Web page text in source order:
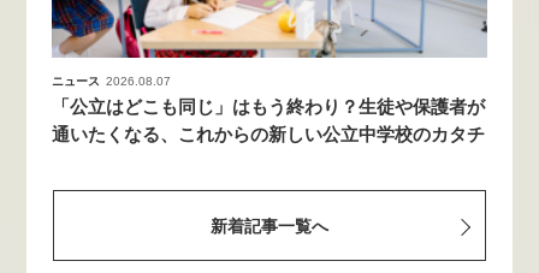
ニュース 2026.08.07
「公立はどこも同じ」はもう終わり？生徒や保護者が
通いたくなる、これからの新しい公立中学校のカタチ
新着記事一覧へ